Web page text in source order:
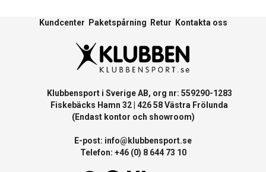
Kundcenter Paketspårning Retur Kontakta oss
Klubbensport i Sverige AB, org nr: 559290-1283
Fiskebäcks Hamn 32 | 426 58 Västra Frölunda
(Endast kontor och showroom)
E-post: info@klubbensport.se
Telefon: +46 (0) 8 644 73 10